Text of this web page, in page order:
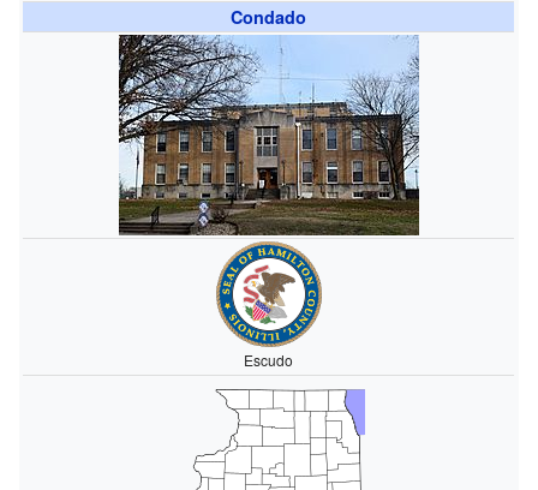
Condado
Escudo